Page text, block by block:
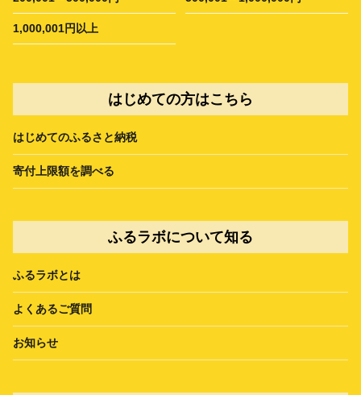
1,000,001円以上
はじめての方はこちら
はじめてのふるさと納税
寄付上限額を調べる
ふるラボについて知る
ふるラボとは
よくあるご質問
お知らせ